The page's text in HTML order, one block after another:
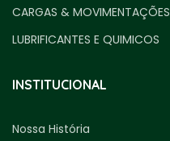
CARGAS & MOVIMENTAÇÕES
LUBRIFICANTES E QUIMICOS
INSTITUCIONAL
Nossa História